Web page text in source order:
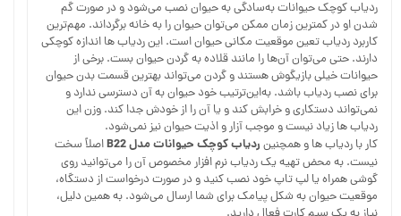
ردیاب کوچک حیوانات به‌سادگی به حیوان نصب می‌شود و در صورت گم
شدن او در کمترین زمان ممکن می‌توان حیوان را به خانه برگرداند. مهم‌ترین
کاربرد ردیاب تعین موقعیت مکانی حیوان است. این ردیاب ها اندازه کوچکی
دارند. حتی می‌توان آن‌ها را مانند قلاده به گردن حیوان بست. برخی از
حیوانات خیلی بازیگوش هستند و گردن می‌تواند بهترین قسمت بدن حیوان
برای نصب ردیاب باشد. به‌این‌ترتیب خود حیوان به آن دسترسی ندارد و
نمی‌تواند دستکاری و خرابش کند و یا آن را از خودش جدا کند. وزن این
ردیاب ها زیاد نیست و موجب آزار و اذیت حیوان نیز نمی‌شود.
کار با ردیاب ها و همچنین ردیاب کوچک حیوانات مدلB22اصلاً سخت
نیست. به محض تهیه یک ردیاب نرم افزار مخصوص آن را می‌توانید روی
گوشی همراه یا لپ تاپ خود نصب کنید و در صورت درخواست از دستگاه،
موقعیت حیوان به شکل پیامک برای شما ارسال می‌شود. به همین دلیل،